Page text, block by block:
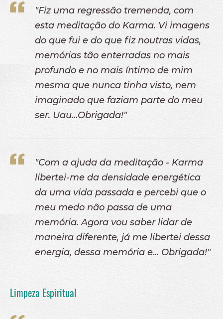
"Fiz uma regressão tremenda, com
esta meditação do Karma. Vi imagens
do que fui e do que fiz noutras vidas,
memórias tão enterradas no mais
profundo e no mais íntimo de mim
mesma que nunca tinha visto, nem
imaginado que faziam parte do meu
ser. Uau…Obrigada!"
"Com a ajuda da meditação - Karma
libertei-me da densidade energética
da uma vida passada e percebi que o
meu medo não passa de uma
memória. Agora vou saber lidar de
maneira diferente, já me libertei dessa
energia, dessa memória e... Obrigada!"
Limpeza Espiritual